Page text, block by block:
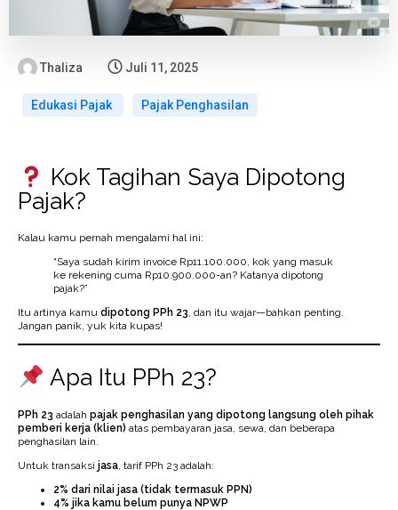
Thaliza Juli 11, 2025
Edukasi Pajak Pajak Penghasilan
Kok Tagihan Saya Dipotong
Pajak?
Kalau kamu pernah mengalami hal ini:
“Saya sudah kirim invoice Rp11.100.000, kok yang masuk
ke rekening cuma Rp10.900.000-an? Katanya dipotong
pajak?”
Itu artinya kamu dipotong PPh 23, dan itu wajar—bahkan penting.
Jangan panik, yuk kita kupas!
Apa Itu PPh 23?
PPh 23 adalah pajak penghasilan yang dipotong langsung oleh pihak
pemberi kerja (klien) atas pembayaran jasa, sewa, dan beberapa
penghasilan lain.
Untuk transaksi jasa , tarif PPh 23 adalah:
2% dari nilai jasa (tidak termasuk PPN)
4% jika kamu belum punya NPWP